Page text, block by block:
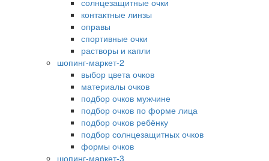
солнцезащитные очки
контактные линзы
оправы
спортивные очки
растворы и капли
шопинг-маркет-2
выбор цвета очков
материалы очков
подбор очков мужчине
подбор очков по форме лица
подбор очков ребёнку
подбор солнцезащитных очков
формы очков
шопинг-маркет-3